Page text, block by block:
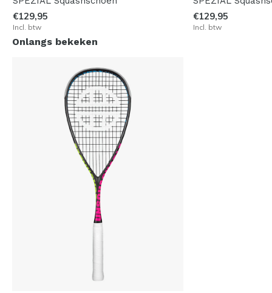
€129,95
Incl. btw
€129,95
Incl. btw
Onlangs bekeken